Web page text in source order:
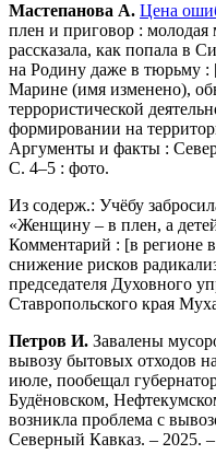
Мастепанова А. Цена
плен и приговор : молодая
рассказала, как попала в
на Родину даже в тюрьму :
Марине (имя изменено),
террористической
формировании на
Аргументы и факты :
С. 4–5 : фото.
Из содерж.: Учёбу
«Женщину – в плен, а
Комментарий : [в регионе
снижение рисков
председателя Духовного
Ставропольского края
Петров И. Завалены
вывозу бытовых отходов
июле, пообещал
Будёновском,
возникла проблема с
Северный Кавказ. – 2025.